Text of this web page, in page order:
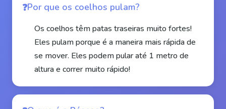
Por que os coelhos pulam?
Os coelhos têm patas traseiras muito fortes!
Eles pulam porque é a maneira mais rápida de
se mover. Eles podem pular até 1 metro de
altura e correr muito rápido!